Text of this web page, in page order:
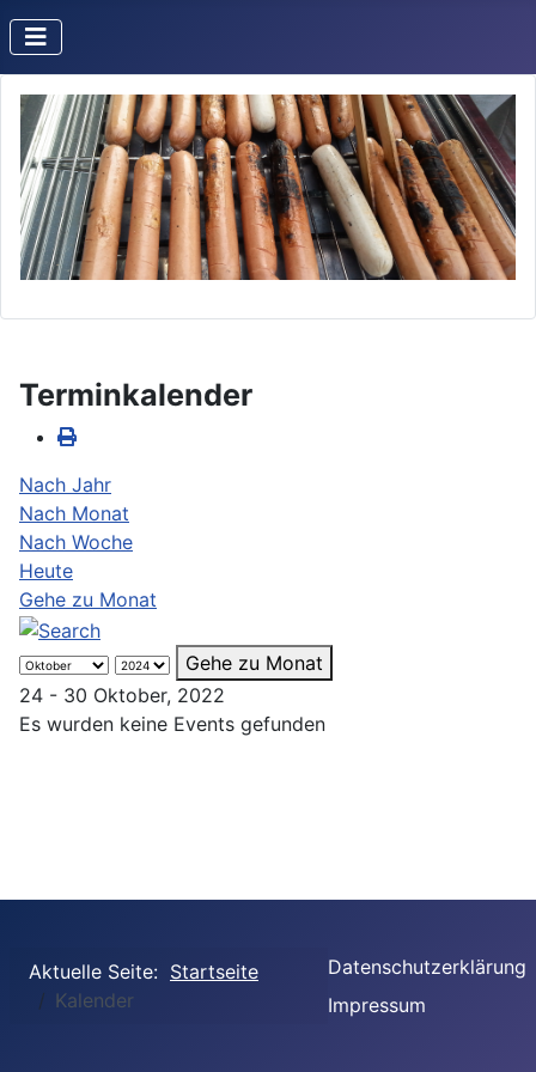
Terminkalender
Nach Jahr
Nach Monat
Nach Woche
Heute
Gehe zu Monat
Gehe zu Monat
24 - 30 Oktober, 2022
Es wurden keine Events gefunden
Aktuelle Seite: Startseite
Kalender
Datenschutzerklärung
Impressum